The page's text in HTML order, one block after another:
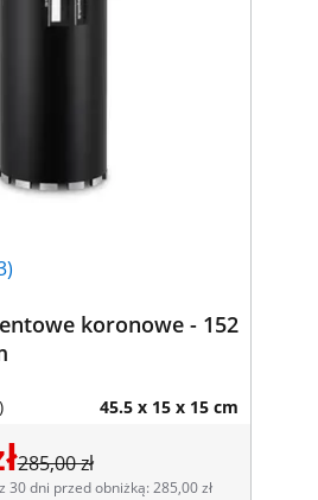
koronowe - 152
45.5 x 15 x 15 cm
285,00 zł
30 dni przed obniżką: 285,00 zł